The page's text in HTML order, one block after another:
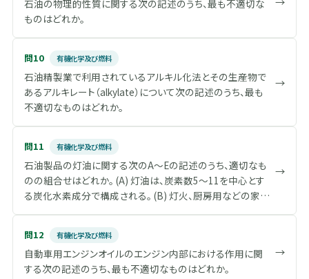
石油の物理的性質に関する次の記述のうち、最も不適切な
ものはどれか。
問10 有機化学及び燃料
石油精製業で利用されているアルキル化法とその生産物で
あるアルキレート（alkylate）について次の記述のうち、最も
不適切なものはどれか。
→
問11 有機化学及び燃料
石油製品の灯油に関する次のA～Eの記述のうち、適切なも
のの組合せはどれか。 (A) 灯油は、炭素数5～11を中心とす
る炭化水素成分で構成される。 (B) 灯火、厨房用などの家庭
用灯油が主として生産されている。 (C) 石油ストーブのよう
とが求められる。そのためには、芳香族炭化水素が多い方が
良い。 (D) 燃料電池用に供する場合の硫黄分は、0.10質量分
率%以下に規定されている。 (E) 引火点が40℃以上である。
→
問12 有機化学及び燃料
自動車用エンジンオイルのエンジン内部における作用に関
する次の記述のうち、最も不適切なものはどれか。
→